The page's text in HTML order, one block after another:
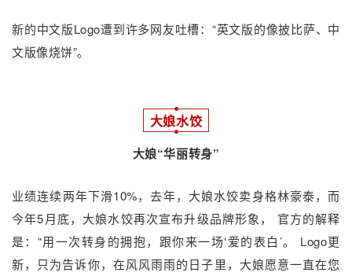
新的中文版Logo遭到许多网友吐槽：“英文版的像披比萨、中
文版像烧饼”。
大娘水饺
大娘“华丽转身”
业绩连续两年下滑10%，去年，大娘水饺卖身格林豪泰，而
今年5月底，大娘水饺再次宣布升级品牌形象， 官方的解释
是：“用一次转身的拥抱，跟你来一场‘爱的表白’。 Logo更
新，只为告诉你，在风风雨雨的日子里，大娘愿意一直在您